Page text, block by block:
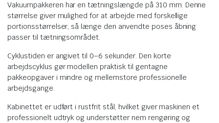
Vakuumpakkeren har en tætningslængde på 310 mm. Denne
størrelse giver mulighed for at arbejde med forskellige
portionsstørrelser, så længe den anvendte poses åbning
passer til tætningsområdet.
Cyklustiden er angivet til 0–6 sekunder. Den korte
arbejdscyklus gør modellen praktisk til gentagne
pakkeopgaver i mindre og mellemstore professionelle
arbejdsgange.
Kabinettet er udført i rustfrit stål, hvilket giver maskinen et
professionelt udtryk og understøtter nem rengøring og